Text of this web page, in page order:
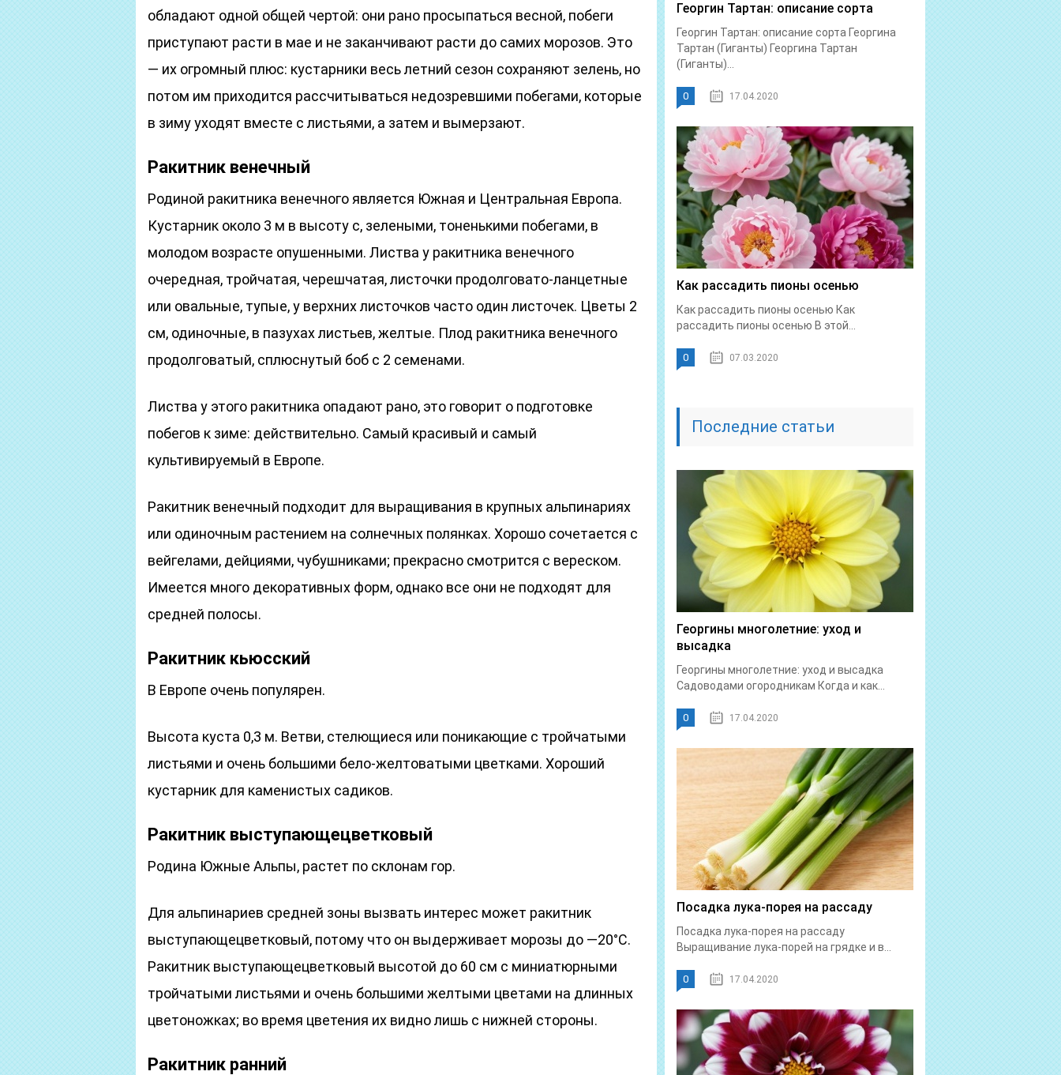
обладают одной общей чертой: они рано просыпаться весной, побеги
приступают расти в мае и не заканчивают расти до самих морозов. Это
— их огромный плюс: кустарники весь летний сезон сохраняют зелень, но
потом им приходится рассчитываться недозревшими побегами, которые
в зиму уходят вместе с листьями, а затем и вымерзают.
Ракитник венечный
Родиной ракитника венечного является Южная и Центральная Европа.
Кустарник около 3 м в высоту с, зелеными, тоненькими побегами, в
молодом возрасте опушенными. Листва у ракитника венечного
очередная, тройчатая, черешчатая, листочки продолговато-ланцетные
или овальные, тупые, у верхних листочков часто один листочек. Цветы 2
см, одиночные, в пазухах листьев, желтые. Плод ракитника венечного
продолговатый, сплюснутый боб с 2 семенами.
Листва у этого ракитника опадают рано, это говорит о подготовке
побегов к зиме: действительно. Самый красивый и самый
культивируемый в Европе.
Ракитник венечный подходит для выращивания в крупных альпинариях
или одиночным растением на солнечных полянках. Хорошо сочетается с
вейгелами, дейциями, чубушниками; прекрасно смотрится с вереском.
Имеется много декоративных форм, однако все они не подходят для
средней полосы.
Ракитник кьюсский
В Европе очень популярен.
Высота куста 0,3 м. Ветви, стелющиеся или поникающие с тройчатыми
листьями и очень большими бело-желтоватыми цветками. Хороший
кустарник для каменистых садиков.
Ракитник выступающецветковый
Родина Южные Альпы, растет по склонам гор.
Для альпинариев средней зоны вызвать интерес может ракитник
выступающецветковый, потому что он выдерживает морозы до —20°С.
Ракитник выступающецветковый высотой до 60 см с миниатюрными
тройчатыми листьями и очень большими желтыми цветами на длинных
цветоножках; во время цветения их видно лишь с нижней стороны.
Ракитник ранний
Георгин Тартан: описание сорта
Георгин Тартан: описание сорта Георгина
Тартан (Гиганты) Георгина Тартан
(Гиганты)...
0 17.04.2020
Как рассадить пионы осенью
Как рассадить пионы осенью Как
рассадить пионы осенью В этой...
0 07.03.2020
Последние статьи
Георгины многолетние: уход и
высадка
Георгины многолетние: уход и высадка
Садоводами огородникам Когда и как...
0 17.04.2020
Посадка лука-порея на рассаду
Посадка лука-порея на рассаду
Выращивание лука-порей на грядке и в...
0 17.04.2020